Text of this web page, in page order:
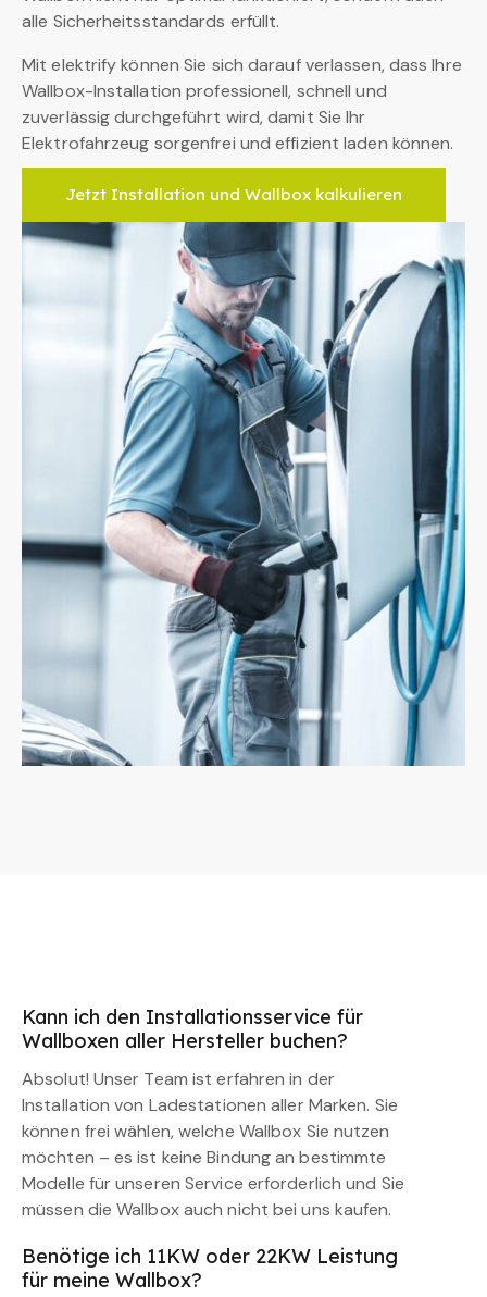
alle Sicherheitsstandards erfüllt.
Mit elektrify können Sie sich darauf verlassen, dass Ihre
Wallbox-Installation professionell, schnell und
zuverlässig durchgeführt wird, damit Sie Ihr
Elektrofahrzeug sorgenfrei und effizient laden können.
Jetzt Installation und Wallbox kalkulieren
Kann ich den Installationsservice für
Wallboxen aller Hersteller buchen?
Absolut! Unser Team ist erfahren in der
Installation von Ladestationen aller Marken. Sie
können frei wählen, welche Wallbox Sie nutzen
möchten – es ist keine Bindung an bestimmte
Modelle für unseren Service erforderlich und Sie
müssen die Wallbox auch nicht bei uns kaufen.
Benötige ich 11KW oder 22KW Leistung
für meine Wallbox?